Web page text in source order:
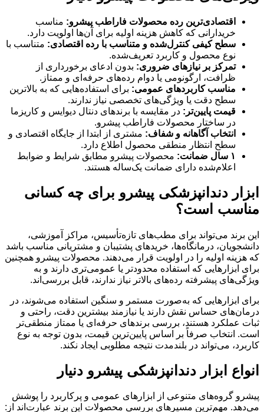
اقتصادی‌ترین رده محصولات فاراطب پیشرو: مناسب
خریدارانی که کاهش هزینه اولیه برای آن‌ها اولویت دارد.
سطح کیفی کنترل‌شده و متناسب با رده اقتصادی: متناسب با
نوع محصول و کاربرد تعریف‌شده.
تمرکز بر نیازهای ضروری: بدون ادعای برخورداری از
ظرافت، ارگونومی یا دوام رده‌های حرفه‌ای و ممتاز.
مناسب کاربردهای عمومی: برای استفاده‌هایی که به بالاترین
سطح دقت یا ویژگی‌های تخصصی نیاز ندارند.
قیمت پایین‌تر: در مقایسه با برندهای دنتال دیوایس و کاریزما
در ساختار محصولات فاراطب پیشرو.
انتخاب آگاهانه و شفاف: مشتری از ابتدا از جایگاه اقتصادی و
سطح انتظار منطقی محصول اطلاع دارد.
۱ سال ضمانت:
محصولات پیشرو مطابق شرایط و ضوابط
اعلام‌شده دارای ضمانت یک‌ساله هستند.
ابزار دندانپزشکی پیشرو برای چه کسانی
مناسب است؟
این برند می‌تواند برای مطب‌های تازه‌تأسیس، مراکز آموزشی،
دانشجویان، درمانگاه‌ها، خریدهای پشتیبان و مشتریانی مناسب باشد
که هزینه اولیه را در اولویت قرار می‌دهند. محصولات پیشرو همچنین
برای ابزارهایی که استفاده محدودتر یا عمومی‌تری دارند و به
ویژگی‌های پیشرفته رده‌های بالاتر نیاز ندارند، قابل بررسی‌اند.
برای ابزارهایی که به‌صورت مستمر و سنگین استفاده می‌شوند، در
درمان‌های حساس نقش دارند یا نیازمند بیشترین دقت، راحتی و
ثبات عملکرد هستند، بررسی برندهای حرفه‌ای یا ممتاز منطقی‌تر
است. انتخاب صرفاً بر اساس پایین‌ترین قیمت، بدون توجه به نوع
کاربرد، می‌تواند در بلندمدت نتیجه مطلوبی ایجاد نکند.
انواع ابزار دندانپزشکی پیشرو دنیار
پیشرو گروه‌های متنوعی از ابزارهای عمومی و پرکاربرد را پوشش
می‌دهد. مهم‌ترین مسیرهای بررسی محصولات این برند عبارت‌اند از: